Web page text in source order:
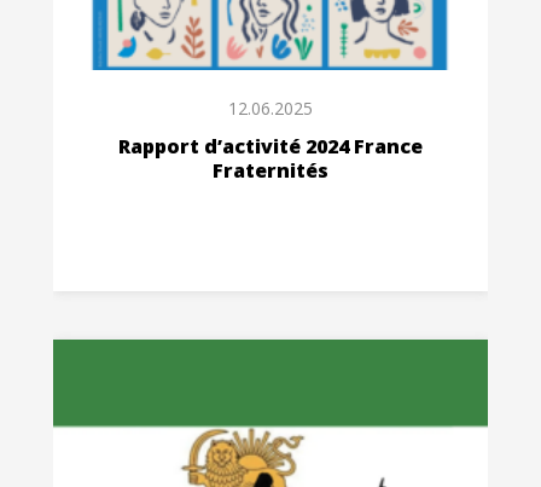
12.06.2025
Rapport d’activité 2024 France
Fraternités